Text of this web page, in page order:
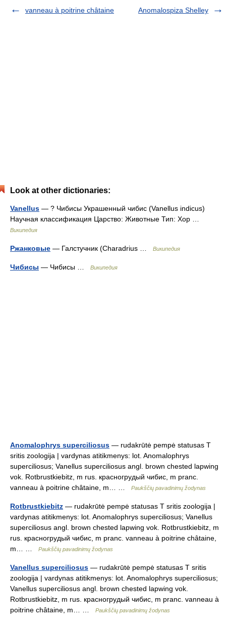
vanneau à poitrine châtaine
Anomalospiza Shelley
Look at other dictionaries:
Vanellus — ? Чибисы Украшенный чибис (Vanellus indicus)
Научная классификация Царство: Животные Тип: Хор …
Википедия
Ржанковые — Галстучник (Charadrius … Википедия
Чибисы — Чибисы … Википедия
Anomalophrys superciliosus — rudakrūtė pempė statusas T
sritis zoologija | vardynas atitikmenys: lot. Anomalophrys
superciliosus; Vanellus superciliosus angl. brown chested lapwing
vok. Rotbrustkiebitz, m rus. красногрудый чибис, m pranc.
vanneau à poitrine châtaine, m… …
Paukščių pavadinimų žodynas
Rotbrustkiebitz — rudakrūtė pempė statusas T sritis zoologija |
vardynas atitikmenys: lot. Anomalophrys superciliosus; Vanellus
superciliosus angl. brown chested lapwing vok. Rotbrustkiebitz, m
rus. красногрудый чибис, m pranc. vanneau à poitrine châtaine,
m… …
Paukščių pavadinimų žodynas
Vanellus superciliosus — rudakrūtė pempė statusas T sritis
zoologija | vardynas atitikmenys: lot. Anomalophrys superciliosus;
Vanellus superciliosus angl. brown chested lapwing vok.
Rotbrustkiebitz, m rus. красногрудый чибис, m pranc. vanneau à
poitrine châtaine, m… …
Paukščių pavadinimų žodynas